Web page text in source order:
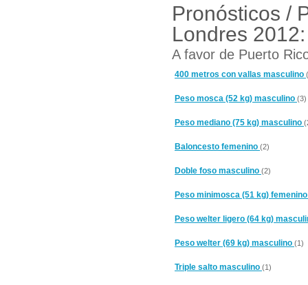
Pronósticos /
Londres 2012:
A favor de Puerto
400 metros con vallas masculino
Peso mosca (52 kg) masculino (3)
Peso mediano (75 kg) masculino
Baloncesto femenino (2)
Doble foso masculino (2)
Peso minimosca (51 kg)
Peso welter ligero (64 kg)
Peso welter (69 kg) masculino (1)
Triple salto masculino (1)